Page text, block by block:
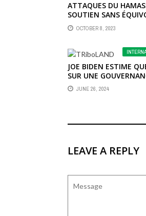
ATTAQUES DU
SOUTIEN SANS
(WILLIAM RUTO)
OCTOBER 8, 2023
JOE BIDEN ESTIME
SUR UNE
JUNE 26, 2024
LEAVE A REPLY